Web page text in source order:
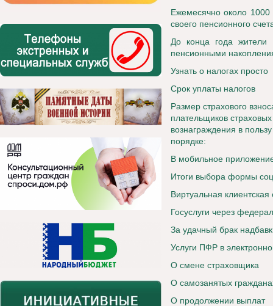
Ежемесячно около
своего пенсионного
До конца года жители
пенсионными
Узнать о налогах просто
Срок уплаты налогов
Размер страхового
плательщиков
вознаграждения в
порядке:
В мобильное
Итоги выбора формы
Виртуальная клиентская
Госуслуги через
За удачный брак
Услуги ПФР в
О смене страховщика
О самозанятых
О продолжении выплат